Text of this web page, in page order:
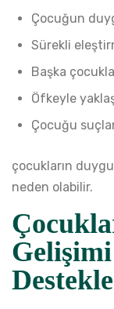
Çocuğun
Sürekli
Başka
Öfkeyle
Çocuğu
çocukların
neden olabilir.
Gelişimi